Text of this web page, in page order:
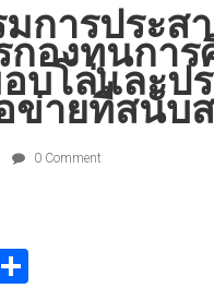
การประส
กองทุนกา
บโล่และ
ข่ายที่สนับ
0 Comment